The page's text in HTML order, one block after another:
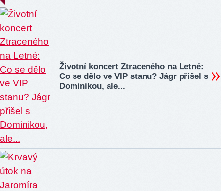
Životní koncert Ztraceného na Letné:
Co se dělo ve VIP stanu? Jágr přišel s
Dominikou, ale...